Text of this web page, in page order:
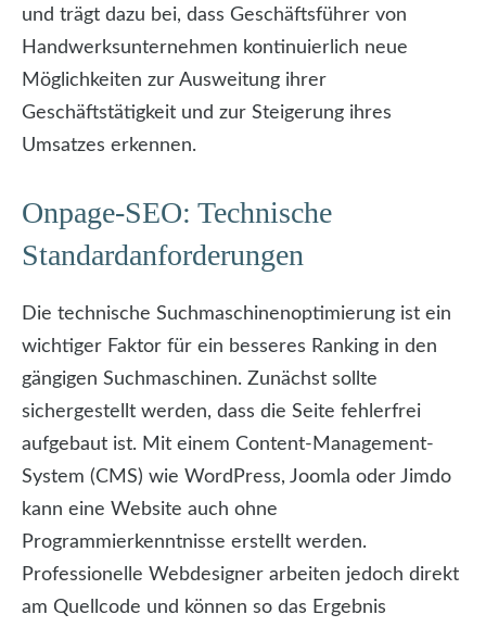
und trägt dazu bei, dass Geschäftsführer von
Handwerksunternehmen kontinuierlich neue
Möglichkeiten zur Ausweitung ihrer
Geschäftstätigkeit und zur Steigerung ihres
Umsatzes erkennen.
Onpage-SEO: Technische
Standardanforderungen
Die technische Suchmaschinenoptimierung ist ein
wichtiger Faktor für ein besseres Ranking in den
gängigen Suchmaschinen. Zunächst sollte
sichergestellt werden, dass die Seite fehlerfrei
aufgebaut ist. Mit einem Content-Management-
System (CMS) wie WordPress, Joomla oder Jimdo
kann eine Website auch ohne
Programmierkenntnisse erstellt werden.
Professionelle Webdesigner arbeiten jedoch direkt
am Quellcode und können so das Ergebnis